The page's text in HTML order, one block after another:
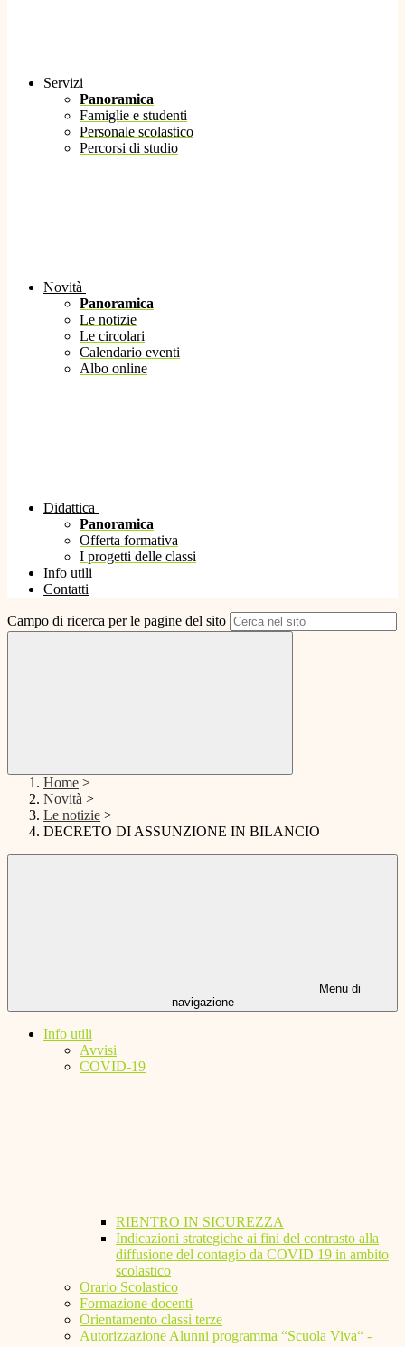
Servizi
Panoramica
Famiglie e studenti
Personale scolastico
Percorsi di studio
Novità
Panoramica
Le notizie
Le circolari
Calendario eventi
Albo online
Didattica
Panoramica
Offerta formativa
I progetti delle classi
Info utili
Contatti
Campo di ricerca per le pagine del sito
Home >
Novità >
Le notizie >
DECRETO DI ASSUNZIONE IN BILANCIO
Menu di
navigazione
Info utili
Avvisi
COVID-19
RIENTRO IN SICUREZZA
Indicazioni strategiche ai fini del contrasto alla
diffusione del contagio da COVID 19 in ambito
scolastico
Orario Scolastico
Formazione docenti
Orientamento classi terze
Autorizzazione Alunni programma “Scuola Viva“ -